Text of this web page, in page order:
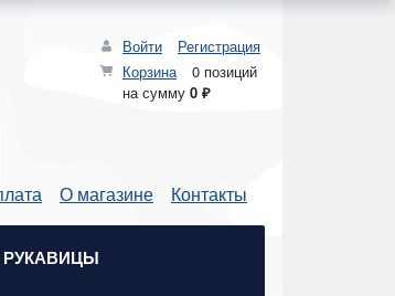
Войти
Регистрация
Корзина
0 позиций
на сумму 0 ₽
О магазине Контакты
РУКАВИЦЫ